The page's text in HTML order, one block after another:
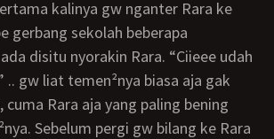
gerbang sekolah beberapa
disitu nyorakin Rara. “Ciieee udah
.. gw liat temen²nya biasa aja gak
cuma Rara aja yang paling bening
Sebelum pergi gw bilang ke Rara